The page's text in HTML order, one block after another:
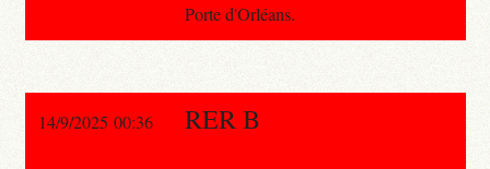
Porte d'Orléans.
14/9/2025 00:36 RER B